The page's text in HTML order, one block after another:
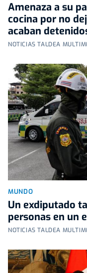
Amenaza a su
cocina por no
acaban
NOTICIAS TALDEA
MUNDO
Un exdiputado
personas en un
NOTICIAS TALDEA